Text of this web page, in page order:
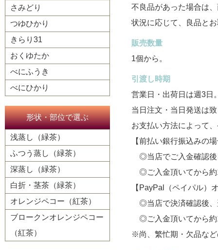
不良品があった場合は
状況に応じて、良品と
販売数量
1個から。
引渡し時期
営業日・出荷日は週3日
当日注文・当日発送は
お支払い方法によって
【前払い銀行振込みの
◎当店でご入金確認後
◎ご入金頂いてから約
【PayPal（ペイパル）
◎当店で決済確認後、
◎ご入金頂いてから約
※尚、繁忙期・欠品な
さみどり
つゆひかり
きらり31
おくゆたか
べにふうき
べにひかり
形状・部位で選ぶ
浅蒸し（緑茶）
ふつう蒸し（緑茶）
深蒸し（緑茶）
白折・茎茶（緑茶）
オレンジペコー（紅茶）
ブロークンオレンジペコー
（紅茶）